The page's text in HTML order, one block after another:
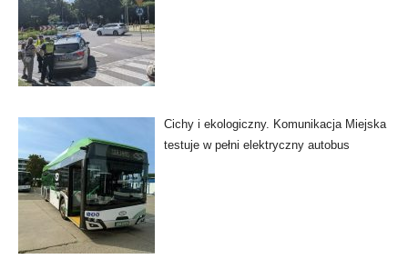
Cichy i ekologiczny. Komunikacja Miejska
testuje w pełni elektryczny autobus